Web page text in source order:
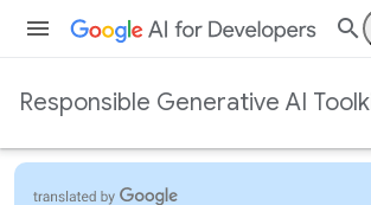
Responsible Generative AI